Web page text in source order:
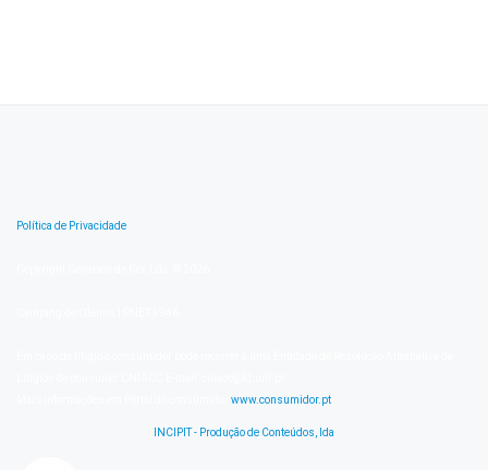
Política de Privacidade
www.consumidor.pt
INCIPIT - Produção de Conteúdos, lda